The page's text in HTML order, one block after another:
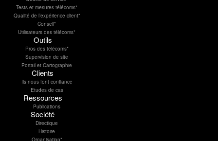
Directement rattaché au
responsable de la BU...
H/F
Les opérateurs de mesure
sont au cœur de l’activité de
compte...
Tests et mesures télécoms*
Qualité de l’expérience client*
Conseil*
Utilisateurs des télécoms*
Outils
Pros des télécoms*
Supervision de site
Portail et Cartographie
Clients
Ils nous font confiance
Etudes de cas
Ressources
Publications
Société
Directique
Histoire
Organisation*